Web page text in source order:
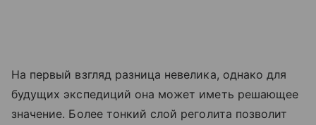
На первый взгляд разница невелика, однако для
будущих экспедиций она может иметь решающее
значение. Более тонкий слой реголита позволит